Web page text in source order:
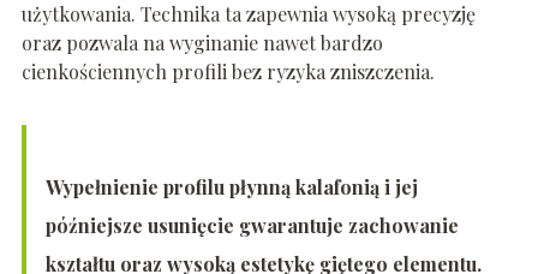
użytkowania. Technika ta zapewnia wysoką precyzję
oraz pozwala na wyginanie nawet bardzo
cienkościennych profili bez ryzyka zniszczenia.
Wypełnienie profilu płynną kalafonią i jej
późniejsze usunięcie gwarantuje zachowanie
kształtu oraz wysoką estetykę giętego elementu.